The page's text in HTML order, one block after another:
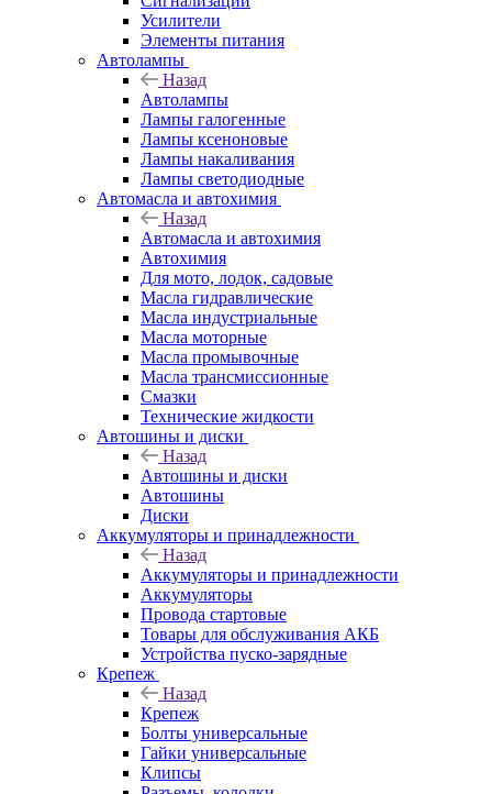
Усилители
Элементы питания
Автолампы
Назад
Автолампы
Лампы галогенные
Лампы ксеноновые
Лампы накаливания
Лампы светодиодные
Автомасла и автохимия
Назад
Автомасла и автохимия
Автохимия
Для мото, лодок, садовые
Масла гидравлические
Масла индустриальные
Масла моторные
Масла промывочные
Масла трансмиссионные
Смазки
Технические жидкости
Автошины и диски
Назад
Автошины и диски
Автошины
Диски
Аккумуляторы и принадлежности
Назад
Аккумуляторы и принадлежности
Аккумуляторы
Провода стартовые
Товары для обслуживания АКБ
Устройства пуско-зарядные
Крепеж
Назад
Крепеж
Болты универсальные
Гайки универсальные
Клипсы